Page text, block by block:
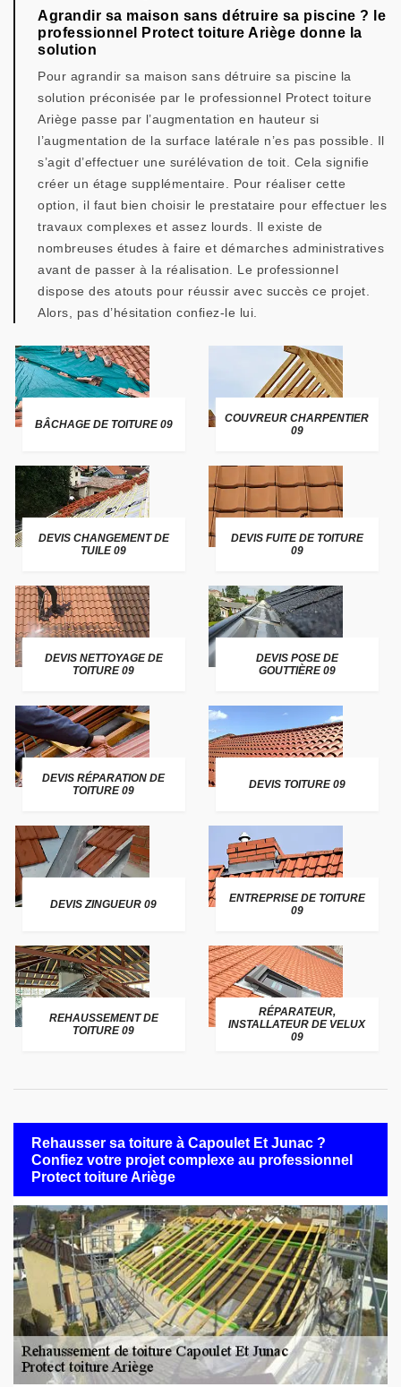
Agrandir sa maison sans détruire sa piscine ? le
professionnel Protect toiture Ariège donne la
solution
Pour agrandir sa maison sans détruire sa piscine la
solution préconisée par le professionnel Protect toiture
Ariège passe par l’augmentation en hauteur si
l’augmentation de la surface latérale n’es pas possible. Il
s’agit d’effectuer une surélévation de toit. Cela signifie
créer un étage supplémentaire. Pour réaliser cette
option, il faut bien choisir le prestataire pour effectuer les
travaux complexes et assez lourds. Il existe de
nombreuses études à faire et démarches administratives
avant de passer à la réalisation. Le professionnel
dispose des atouts pour réussir avec succès ce projet.
Alors, pas d’hésitation confiez-le lui.
BÂCHAGE DE TOITURE 09
COUVREUR CHARPENTIER
09
DEVIS CHANGEMENT DE
TUILE 09
DEVIS FUITE DE TOITURE
09
DEVIS NETTOYAGE DE
TOITURE 09
DEVIS POSE DE
GOUTTIÈRE 09
DEVIS RÉPARATION DE
TOITURE 09
DEVIS TOITURE 09
DEVIS ZINGUEUR 09
ENTREPRISE DE TOITURE
09
REHAUSSEMENT DE
TOITURE 09
RÉPARATEUR,
INSTALLATEUR DE VELUX
09
Rehausser sa toiture à Capoulet Et Junac ?
Confiez votre projet complexe au professionnel
Protect toiture Ariège